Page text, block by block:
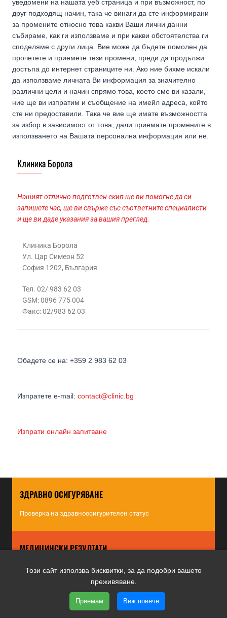
уведомени на нашата уеб страница и при възможност, по
друг подходящ начин, така че винаги да сте информирани
за промените относно това какви Ваши лични данни
събираме, как ги използваме и при какви обстоятелства ги
споделяме с други лица. Вие може да бъдете помолен да
прочетете и приемете тези промени, преди да продължи
достъпа до интернет страниците ни. Ако ние бихме искали
да използваме личната Ви информация за значително
различни цели и начин спрямо това, което сме ви казали,
ние ще ви изпратим и съобщение на имейл адреса, който
сте ни предоставили. Така че вие ще имате възможността
за избор в зависимост от това, дали приемате промените в
използването на Вашата персонална информация или не.
Клиника Борола
Нашият отлично подготвен екип ще ви помогне да си
запишете час, ще ви свърже със съответните специалисти
и ще ви даде указания за вашия преглед.
Клиника Борола
Ул. Цар Симеон 52
София 1202, България
Тел. 02/ 983 62 03
GSM: 0896 775 004
Факс: 02/983 62 03
Обадете се на: +359 2 983 62 03
Изпратете e-mail: contact@clinic.bg
Изпрати онлайн запитване
ЗДРАВНО ОСИГУРЯВАНЕ
Проверка на здравноосигурителен статус
МЕДИЦИНСКИ РЕЗУЛТАТИ
Преглед на лабораторни резултати
НАЧИН НА ПЛАЩАНЕ
Този сайт използва бисквитки, за да подобри вашето
преживяване.
Приемам Виж повече